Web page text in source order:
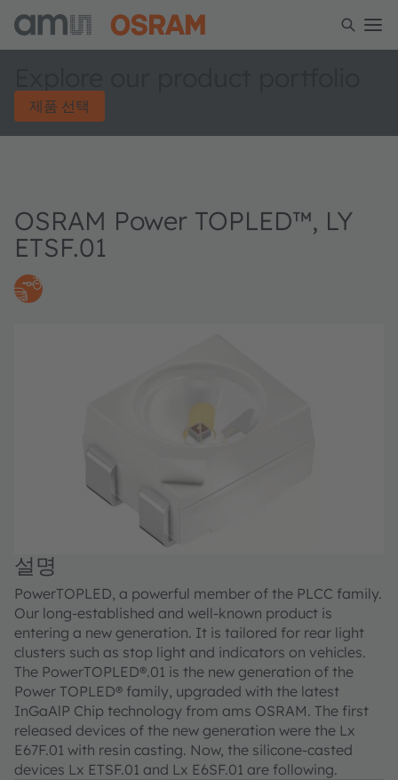
제품 선택
OSRAM Power TOPLED™, LY
ETSF.01
설명
PowerTOPLED, a powerful member of the PLCC family.
Our long-established and well-known product is
entering a new generation. It is tailored for rear light
clusters such as stop light and indicators on vehicles.
The PowerTOPLED®.01 is the new generation of the
Power TOPLED® family, upgraded with the latest
InGaAlP Chip technology from ams OSRAM. The first
released devices of the new generation were the Lx
E67F.01 with resin casting. Now, the silicone-casted
devices Lx ETSF.01 and Lx E6SF.01 are following.